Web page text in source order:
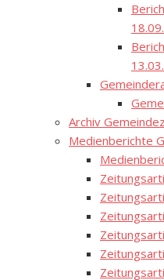
Archiv
Medienberichte